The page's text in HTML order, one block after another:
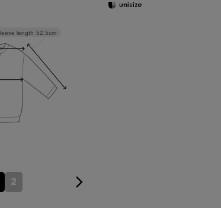
ニュース
ジャーナル
よくある質問
length 52.5cm
2